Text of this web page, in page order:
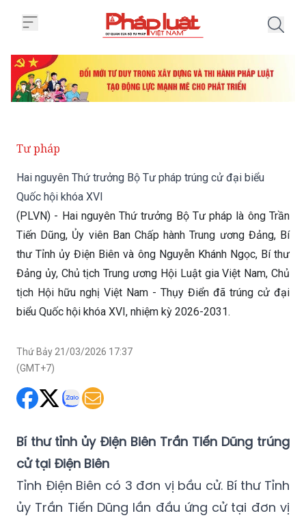
Tư pháp
Hai nguyên Thứ trưởng Bộ Tư pháp trúng cử đại biểu
Quốc hội khóa XVI
(PLVN) - Hai nguyên Thứ trưởng Bộ Tư pháp là ông Trần
Tiến Dũng, Ủy viên Ban Chấp hành Trung ương Đảng, Bí
thư Tỉnh ủy Điện Biên và ông Nguyễn Khánh Ngọc, Bí thư
Đảng ủy, Chủ tịch Trung ương Hội Luật gia Việt Nam, Chủ
tịch Hội hữu nghị Việt Nam - Thụy Điển đã trúng cử đại
biểu Quốc hội khóa XVI, nhiệm kỳ 2026-2031.
Thứ Bảy 21/03/2026 17:37
(GMT+7)
Bí thư tỉnh ủy Điện Biên Trần Tiến Dũng trúng
cử tại Điện Biên
Tỉnh Điện Biên có 3 đơn vị bầu cử. Bí thư Tỉnh
ủy Trần Tiến Dũng lần đầu ứng cử tại đơn vị